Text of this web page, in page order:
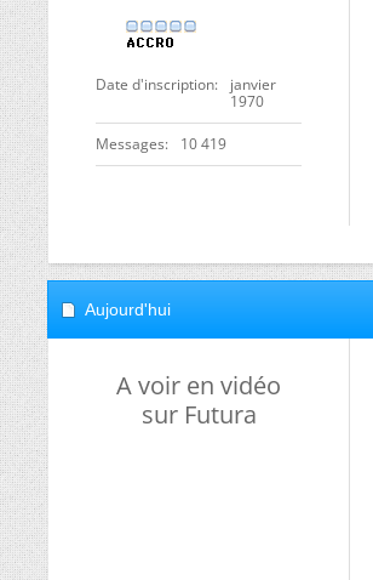
Date d'inscription
janvier
1970
Messages 10 419
Aujourd'hui
A voir en vidéo
sur Futura